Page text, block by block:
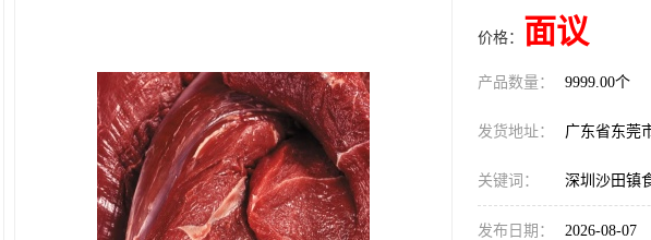
价格： 面议
产品数量： 9999.00个
发货地址： 广东省东莞
关键词： 深圳沙田镇
发布日期： 2026-08-07